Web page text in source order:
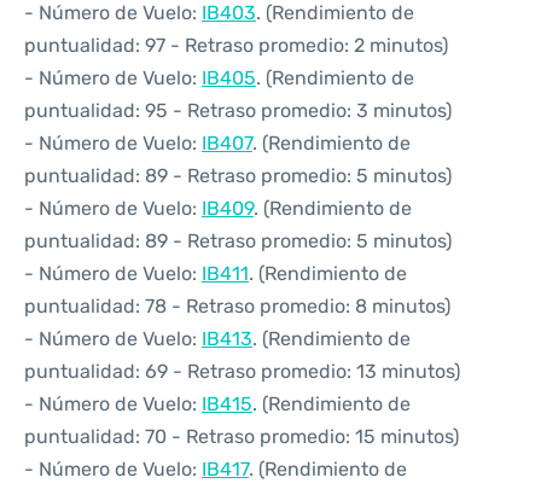
- Número de Vuelo: IB403. (Rendimiento de
puntualidad: 97 - Retraso promedio: 2 minutos)
- Número de Vuelo: IB405. (Rendimiento de
puntualidad: 95 - Retraso promedio: 3 minutos)
- Número de Vuelo: IB407. (Rendimiento de
puntualidad: 89 - Retraso promedio: 5 minutos)
- Número de Vuelo: IB409. (Rendimiento de
puntualidad: 89 - Retraso promedio: 5 minutos)
- Número de Vuelo: IB411. (Rendimiento de
puntualidad: 78 - Retraso promedio: 8 minutos)
- Número de Vuelo: IB413. (Rendimiento de
puntualidad: 69 - Retraso promedio: 13 minutos)
- Número de Vuelo: IB415. (Rendimiento de
puntualidad: 70 - Retraso promedio: 15 minutos)
- Número de Vuelo: IB417. (Rendimiento de